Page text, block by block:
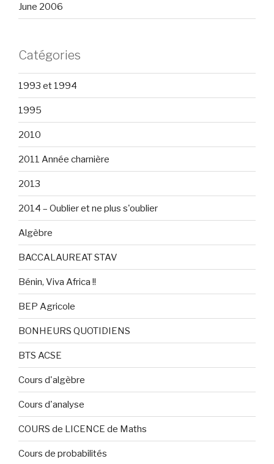
June 2006
Catégories
1993 et 1994
1995
2010
2011 Année charnière
2013
2014 – Oublier et ne plus s'oublier
Algèbre
BACCALAUREAT STAV
Bénin, Viva Africa !!
BEP Agricole
BONHEURS QUOTIDIENS
BTS ACSE
Cours d'algèbre
Cours d'analyse
COURS de LICENCE de Maths
Cours de probabilités